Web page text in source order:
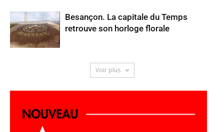
Besançon. La capitale du Temps
retrouve son horloge florale
Voir plus